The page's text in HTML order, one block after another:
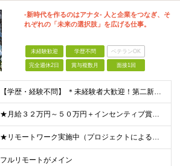
-新時代を作るのはアナタ- 人と企業をつなぎ、そ
れぞれの「未来の選択肢」を広げる仕事。
未経験歓迎 学歴不問 ベテランOK
完全週休2日 賞与複数月 面接1回
【学歴・経験不問】 ＊未経験者大歓迎！第二新卒歓迎/充実研修/WEB面接可能＊ 「 営業ってなんとなく難しそう・・・ 」 「 AIとかSNSなんて分からない・・・ 」 という未経験の方でも安心して
★月給３２万円～５０万円＋インセンティブ賞与＋決算賞与★ （30時間の固定残業代、一律月54,750円を含む。超過分は支給） ※経験・スキルを考慮の上、決定 ※昇給：随時あり 【インセンティブについ
★リモートワーク実施中（プロジェクトによる） ※一部フルリモートあり 【本社】 東京都千代田区五番町4-8 日立五番町ビル 5F 【その他勤務先】 ・北海道札幌市中央区大通東 ・宮城県仙台市青葉区
フルリモートがメイン